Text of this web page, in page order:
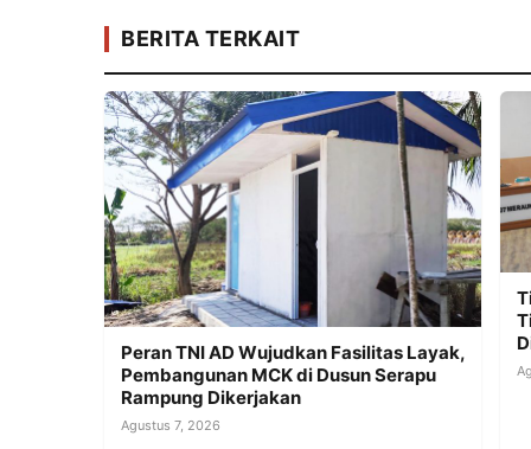
BERITA TERKAIT
Peran TNI AD Wujudkan Fasilitas Layak,
Pembangunan MCK di Dusun Serapu
Rampung Dikerjakan
Agustus 7, 2026